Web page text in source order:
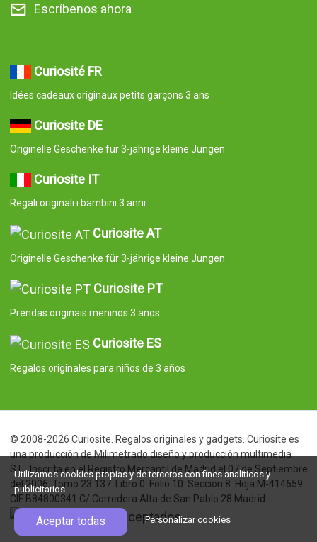
Escríbenos ahora
Curiosité FR
Idées cadeaux originaux petits garçons 3 ans
Curiosite DE
Originelle Geschenke für 3-jährige kleine Jungen
Curiosite IT
Regali originali i bambini 3 anni
Curiosite AT
Originelle Geschenke für 3-jährige kleine Jungen
Curiosite PT
Prendas originais meninos 3 anos
Curiosite ES
Regalos originales para niños de 3 años
© 2008-2026 Curiosite. Regalos originales y gadgets. Curiosite es
una producción de Milimetrado diseño y producción multimedia
S.L.. Inscrita en el Registro Mercantil de Madrid el 07 de Septiembre
del 2006. Tomo:23.137. Libro:0. Folio:10. Seccion:8. Hoja:M-414659
CIF:B84800341 C/ Corredera Alta de San Pablo 28 Madrid
Utilizamos cookies propias y de terceros con fines analíticos y
publicitarios.
Aceptar todas Personalizar cookies